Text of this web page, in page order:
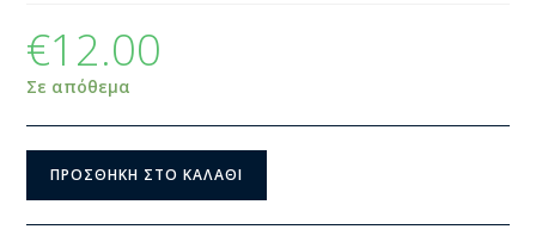
€12.00
Σε απόθεμα
ΠΡΟΣΘΉΚΗ ΣΤΟ ΚΑΛΆΘΙ